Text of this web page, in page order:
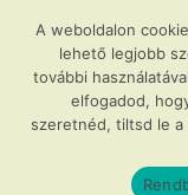
tartalomba
Agócs és
A weboldalon
lehető legjobb
további
elfogadod,
szeretnéd, tiltsd le a